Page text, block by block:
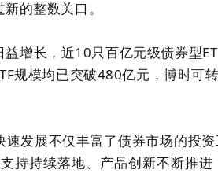
的整数关口。
增长，近10只百亿元级债券型
规模均已突破480亿元，博时可
速发展不仅丰富了债券市场的投
持持续落地、产品创新不断推进